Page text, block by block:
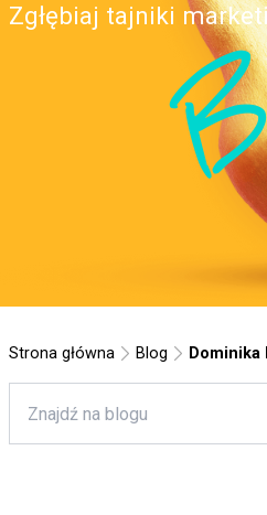
Zgłębiaj tajniki
Strona główna Blog Dominika